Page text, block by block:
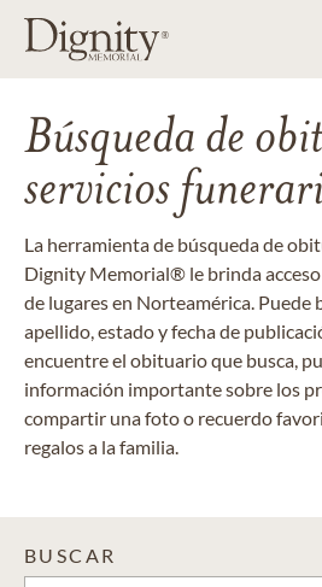
Búsqueda de
servicios
La herramienta de búsqueda de
Dignity Memorial® le brinda
de lugares en Norteamérica. Puede
apellido, estado y fecha de
encuentre el obituario que busca,
información importante sobre los
compartir una foto o recuerdo
regalos a la familia.
BUSCAR